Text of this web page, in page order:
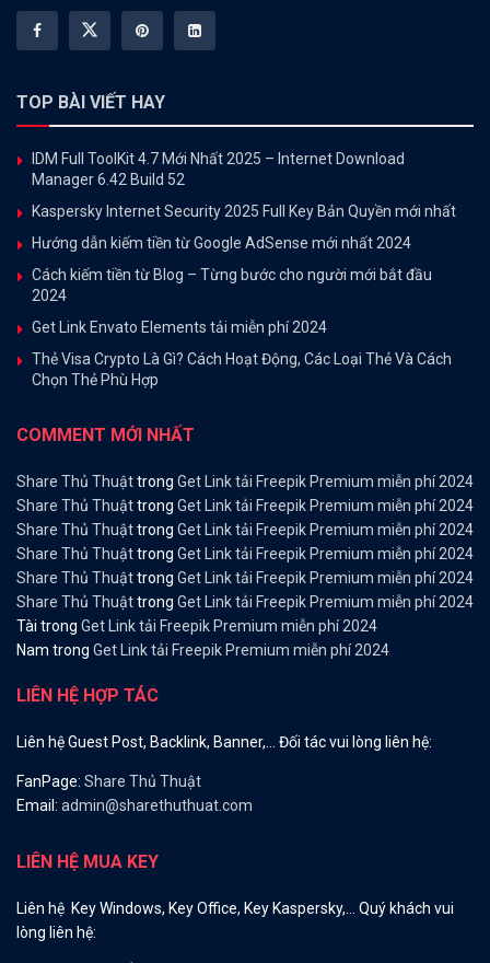
TOP BÀI VIẾT HAY
IDM Full ToolKit 4.7 Mới Nhất 2025 – Internet Download
Manager 6.42 Build 52
Kaspersky Internet Security 2025 Full Key Bản Quyền mới nhất
Hướng dẫn kiếm tiền từ Google AdSense mới nhất 2024
Cách kiếm tiền từ Blog – Từng bước cho người mới bắt đầu
2024
Get Link Envato Elements tải miễn phí 2024
Thẻ Visa Crypto Là Gì? Cách Hoạt Động, Các Loại Thẻ Và Cách
Chọn Thẻ Phù Hợp
COMMENT MỚI NHẤT
Share Thủ Thuậttrong Get Link tải Freepik Premium miễn phí 2024
Share Thủ Thuậttrong Get Link tải Freepik Premium miễn phí 2024
Share Thủ Thuậttrong Get Link tải Freepik Premium miễn phí 2024
Share Thủ Thuậttrong Get Link tải Freepik Premium miễn phí 2024
Share Thủ Thuậttrong Get Link tải Freepik Premium miễn phí 2024
Share Thủ Thuậttrong Get Link tải Freepik Premium miễn phí 2024
Tài trong Get Link tải Freepik Premium miễn phí 2024
Nam trong Get Link tải Freepik Premium miễn phí 2024
LIÊN HỆ HỢP TÁC
Liên hệ Guest Post, Backlink, Banner,… Đối tác vui lòng liên hệ:
FanPage: Share Thủ Thuật
Email: admin@sharethuthuat.com
LIÊN HỆ MUA KEY
Liên hệ Key Windows, Key Office, Key Kaspersky,… Quý khách vui
lòng liên hệ: